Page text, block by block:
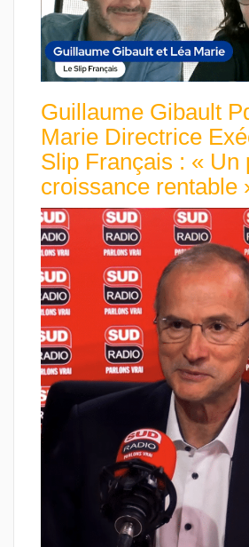
Guillaume Gibault
Marie Directrice
Slip Français : « Un
croissance rentable